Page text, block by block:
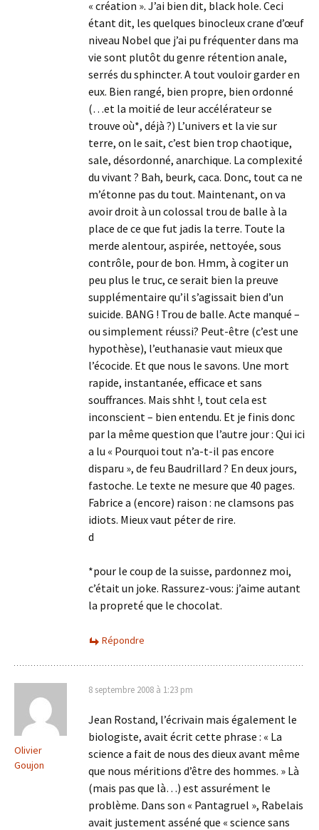
« création ». J’ai bien dit, black hole. Ceci
étant dit, les quelques binocleux crane d’œuf
niveau Nobel que j’ai pu fréquenter dans ma
vie sont plutôt du genre rétention anale,
serrés du sphincter. A tout vouloir garder en
eux. Bien rangé, bien propre, bien ordonné
(…et la moitié de leur accélérateur se
trouve où*, déjà ?) L’univers et la vie sur
terre, on le sait, c’est bien trop chaotique,
sale, désordonné, anarchique. La complexité
du vivant ? Bah, beurk, caca. Donc, tout ca ne
m’étonne pas du tout. Maintenant, on va
avoir droit à un colossal trou de balle à la
place de ce que fut jadis la terre. Toute la
merde alentour, aspirée, nettoyée, sous
contrôle, pour de bon. Hmm, à cogiter un
peu plus le truc, ce serait bien la preuve
supplémentaire qu’il s’agissait bien d’un
suicide. BANG ! Trou de balle. Acte manqué –
ou simplement réussi? Peut-être (c’est une
hypothèse), l’euthanasie vaut mieux que
l’écocide. Et que nous le savons. Une mort
rapide, instantanée, efficace et sans
souffrances. Mais shht !, tout cela est
inconscient – bien entendu. Et je finis donc
par la même question que l’autre jour : Qui ici
a lu « Pourquoi tout n’a-t-il pas encore
disparu », de feu Baudrillard ? En deux jours,
fastoche. Le texte ne mesure que 40 pages.
Fabrice a (encore) raison : ne clamsons pas
idiots. Mieux vaut péter de rire.
d
*pour le coup de la suisse, pardonnez moi,
c’était un joke. Rassurez-vous: j’aime autant
la propreté que le chocolat.
Répondre
Olivier
Goujon
8 septembre 2008 à 1:23 pm
Jean Rostand, l’écrivain mais également le
biologiste, avait écrit cette phrase : « La
science a fait de nous des dieux avant même
que nous méritions d’être des hommes. » Là
(mais pas que là…) est assurément le
problème. Dans son « Pantagruel », Rabelais
avait justement asséné que « science sans